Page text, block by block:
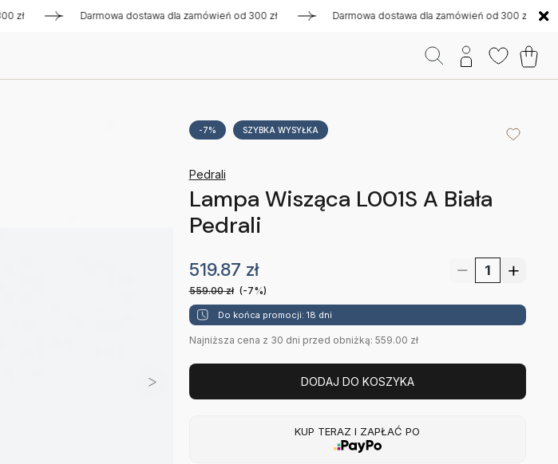
Darmowa dostawa dla zamówień od 300 zł Darmowa dostawa dla zamówień od 300 zł
-7% SZYBKA WYSYŁKA
Pedrali
Lampa Wisząca L001S A Biała
Pedrali
519.87 zł
559.00zł (-7%)
Do końca promocji: 18 dni
Najniższa cena z 30 dni przed obniżką: 559.00 zł
DODAJ DO KOSZYKA
KUP TERAZ I ZAPŁAĆ PO